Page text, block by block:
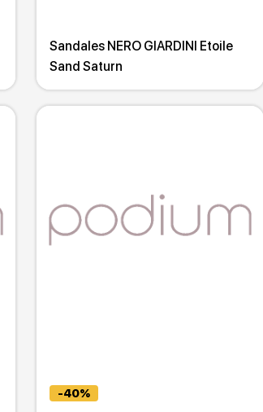
Sandales NERO GIARDINI Etoile
Sand Saturn
-40%